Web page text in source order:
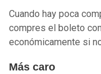
Cuando hay poca
compres el boleto
económicamente si
Más caro